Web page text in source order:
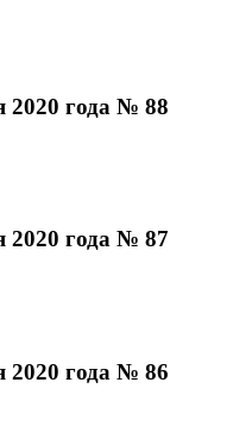
года № 88
года № 87
года № 86